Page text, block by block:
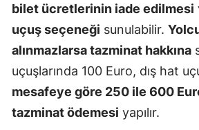
bilet ücretlerinin iade edilmesi
uçuş seçeneği sunulabilir.
alınmazlarsa tazminat hakkına
uçuşlarında 100 Euro, dış hat
mesafeye göre 250 ile 600
tazminat ödemesi yapılır.